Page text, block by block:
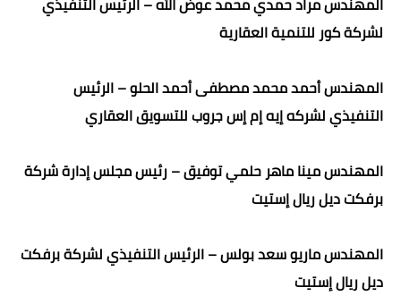
لشركة كور للتنمية العقارية
المهندس أحمد محمد مصطفى أحمد الحلو – الرئيس
التنفيذي لشركه إيه إم إس جروب للتسويق العقاري
المهندس مينا ماهر حلمي توفيق – رئيس مجلس إدارة شركة
برفكت ديل ريال إستيت
المهندس ماريو سعد بولس – الرئيس التنفيذي لشركة برفكت
ديل ريال إستيت